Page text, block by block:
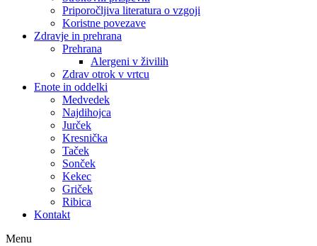
Priporočljiva literatura o vzgoji
Koristne povezave
Zdravje in prehrana
Prehrana
Alergeni v živilih
Zdrav otrok v vrtcu
Enote in oddelki
Medvedek
Najdihojca
Jurček
Kresnička
Taček
Sonček
Kekec
Griček
Ribica
Kontakt
Menu